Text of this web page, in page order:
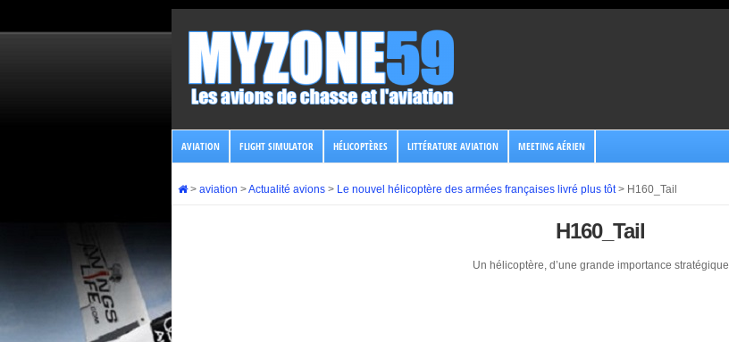
AVIATION FLIGHT SIMULATOR HÉLICOPTÈRES LITTÉRATURE AVIATION MEETING AÉRIEN
> aviation >Actualité avions > Le nouvel hélicoptère des armées françaises livré plus tôt> H160_Tail
H160_Tail
Un hélicoptère, d’une grande importance stratégique